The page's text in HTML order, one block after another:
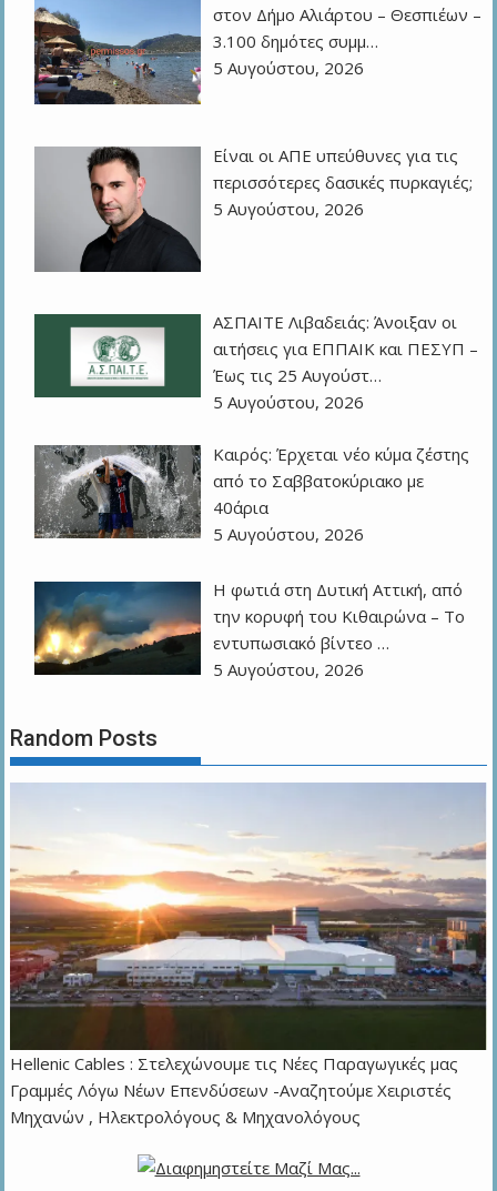
στον Δήμο Αλιάρτου – Θεσπιέων –
3.100 δημότες συμμ…
5 Αυγούστου, 2026
Eίναι οι ΑΠΕ υπεύθυνες για τις
περισσότερες δασικές πυρκαγιές;
5 Αυγούστου, 2026
ΑΣΠΑΙΤΕ Λιβαδειάς: Άνοιξαν οι
αιτήσεις για ΕΠΠΑΙΚ και ΠΕΣΥΠ –
Έως τις 25 Αυγούστ…
5 Αυγούστου, 2026
Καιρός: Έρχεται νέο κύμα ζέστης
από το Σαββατοκύριακο με
40άρια
5 Αυγούστου, 2026
Η φωτιά στη Δυτική Αττική, από
την κορυφή του Κιθαιρώνα – Το
εντυπωσιακό βίντεο …
5 Αυγούστου, 2026
Random Posts
Hellenic Cables : Στελεχώνουμε τις Νέες Παραγωγικές μας
Γραμμές Λόγω Νέων Επενδύσεων -Αναζητούμε Χειριστές
Μηχανών , Ηλεκτρολόγους & Μηχανολόγους